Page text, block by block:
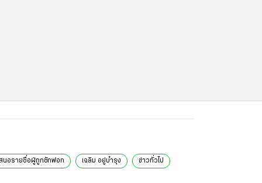
สนอรายชื่อผู้ถูกซักฟอก เฉลิม อยู่บำรุง ข่าวทั่วไป